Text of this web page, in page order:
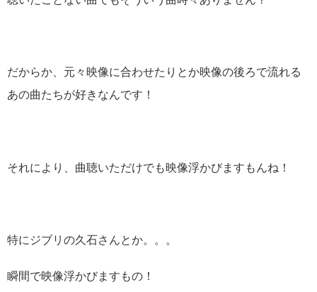
だからか、元々映像に合わせたりとか映像の後ろで流れる
あの曲たちが好きなんです！
それにより、曲聴いただけでも映像浮かびますもんね！
特にジブリの久石さんとか。。。
瞬間で映像浮かびますもの！